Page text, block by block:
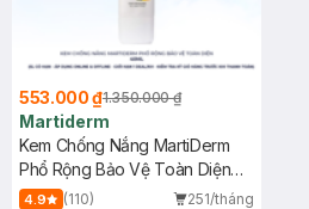
553.000 ₫1.350.000 ₫
Martiderm
Kem Chống Nắng MartiDerm
Phổ Rộng Bảo Vệ Toàn Diện
40ml
4.9 (110)
251/tháng